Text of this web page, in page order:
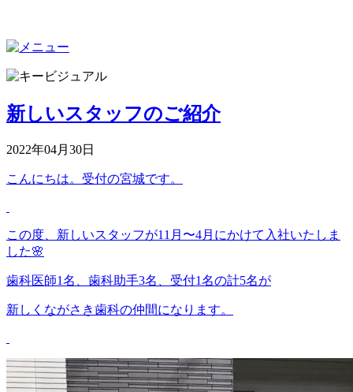
新しいスタッフのご紹介
2022年04月30日
こんにちは。受付の宮城です。
この度、新しいスタッフが11月〜4月にかけて入社いたしま
した🌸
歯科医師1名、歯科助手3名、受付1名の計5名が
新しくながさき歯科の仲間になります。